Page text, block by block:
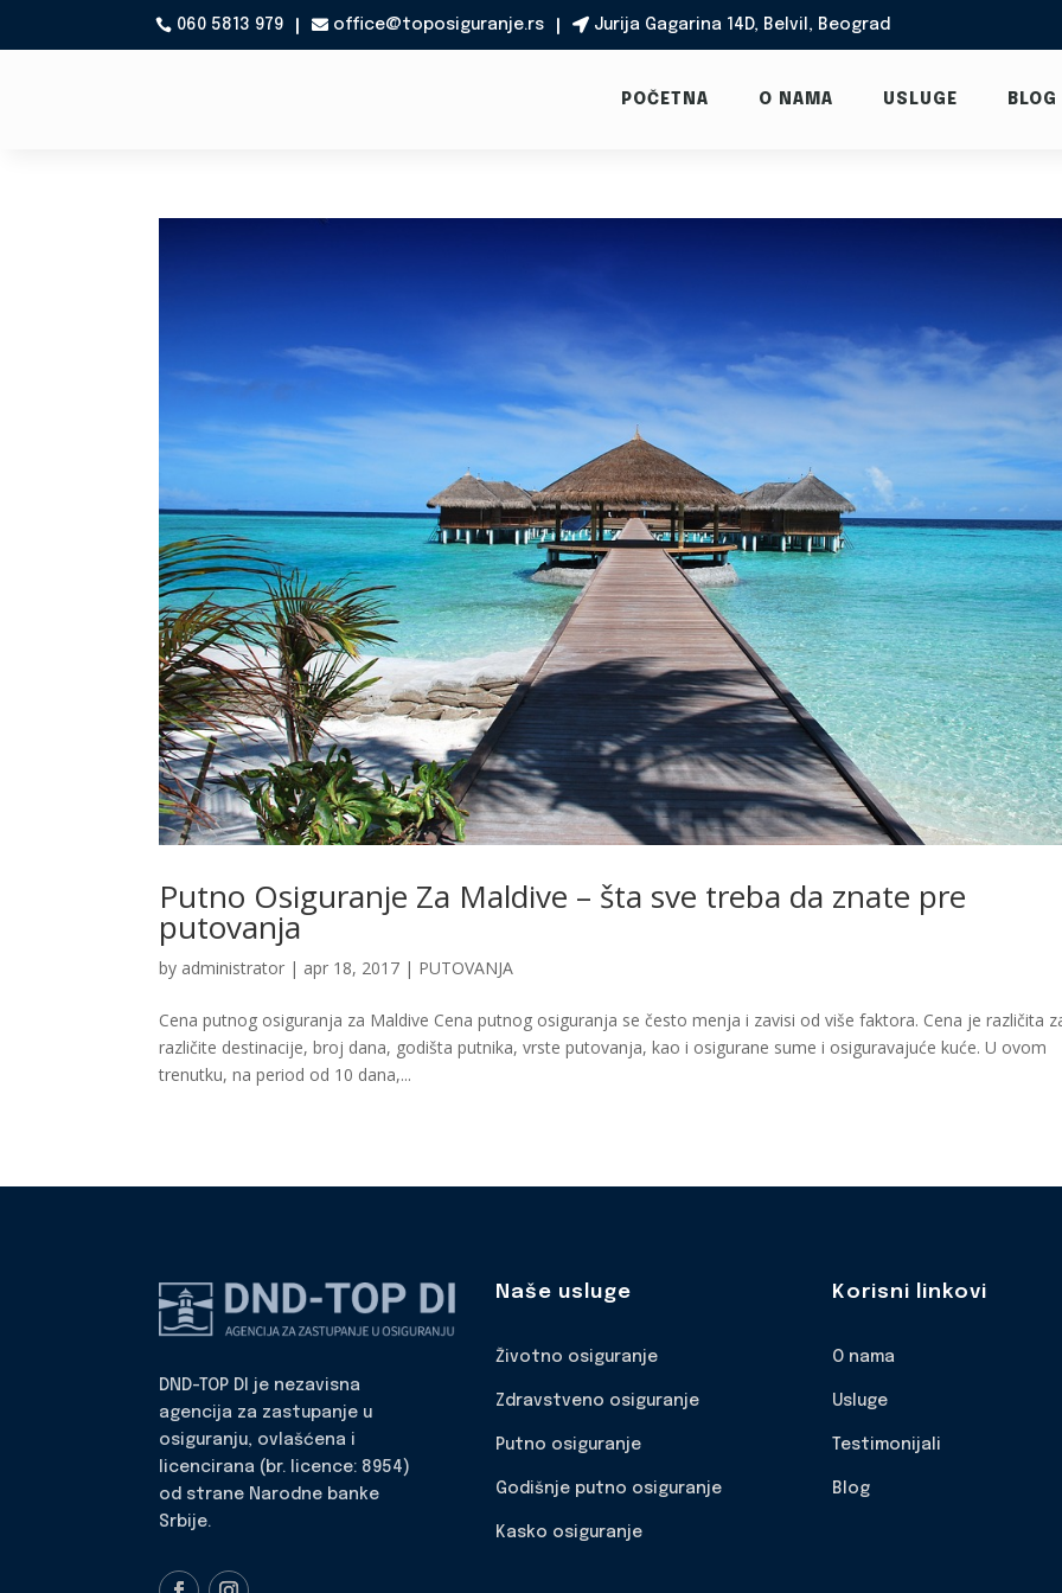
060 5813 979  office@toposiguranje.rs Jurija Gagarina 14D, Belvil, Beograd
POČETNA O NAMA USLUGE BLOG
Putno Osiguranje Za Maldive – šta sve treba da znate pre
putovanja
by administrator | apr 18, 2017 | PUTOVANJA
Cena putnog osiguranja za Maldive Cena putnog osiguranja se često menja i zavisi od više faktora. Cena je različita
različite destinacije, broj dana, godišta putnika, vrste putovanja, kao i osigurane sume i osiguravajuće kuće. U ovom
trenutku, na period od 10 dana,...
DND-TOP DI je nezavisna
agencija za zastupanje u
osiguranju, ovlašćena i
licencirana (br. licence: 8954)
od strane Narodne banke
Srbije.
Naše usluge
Životno osiguranje
Zdravstveno osiguranje
Putno osiguranje
Godišnje putno osiguranje
Kasko osiguranje
Korisni linkovi
O nama
Usluge
Testimonijali
Blog